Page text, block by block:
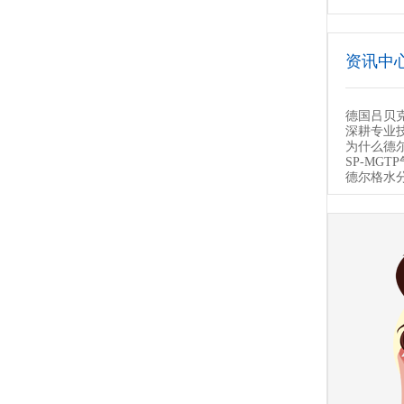
资讯中
德国吕贝
深耕专业
为什么德
SP-
德尔格水